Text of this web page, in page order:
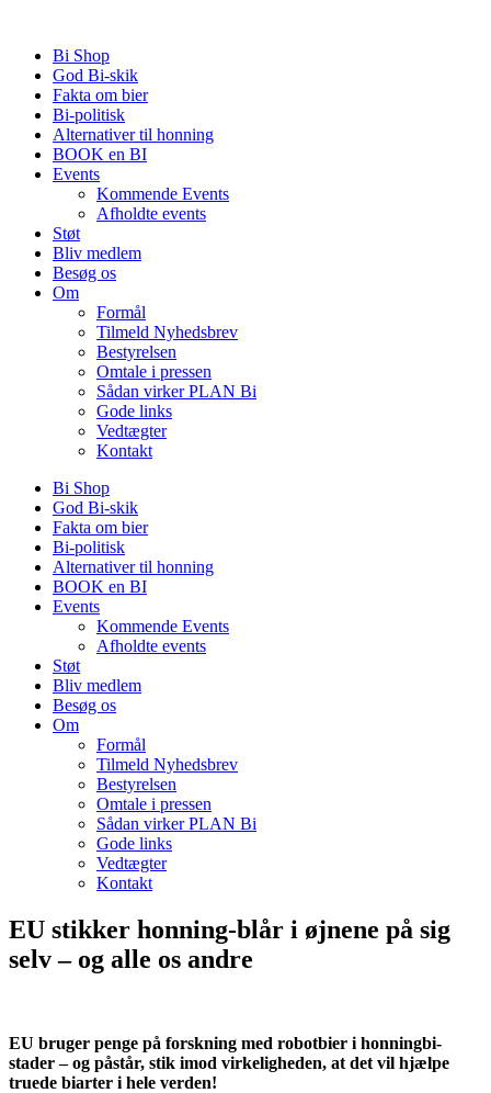
indholdBi Shop
God Bi-skik
Fakta om bier
Bi-politisk
Alternativer til honning
BOOK en BI
Events
Kommende Events
Afholdte events
Støt
Bliv medlem
Besøg os
Om
Formål
Tilmeld Nyhedsbrev
Bestyrelsen
Omtale i pressen
Sådan virker PLAN Bi
Gode links
Vedtægter
Kontakt
Bi Shop
God Bi-skik
Fakta om bier
Bi-politisk
Alternativer til honning
BOOK en BI
Events
Kommende Events
Afholdte events
Støt
Bliv medlem
Besøg os
Om
Formål
Tilmeld Nyhedsbrev
Bestyrelsen
Omtale i pressen
Sådan virker PLAN Bi
Gode links
Vedtægter
Kontakt
EU stikker honning-blår i øjnene på sig
selv – og alle os andre
EU bruger penge på forskning med robotbier i honningbi-
stader – og påstår, stik imod virkeligheden, at det vil hjælpe
truede biarter i hele verden!